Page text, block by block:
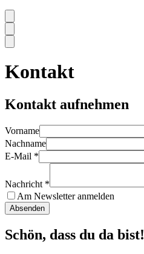
Kontakt
Kontakt aufnehmen
Vorname
Nachname
E-Mail *
Nachricht *
Am Newsletter anmelden
Absenden
Schön, dass du da bist!